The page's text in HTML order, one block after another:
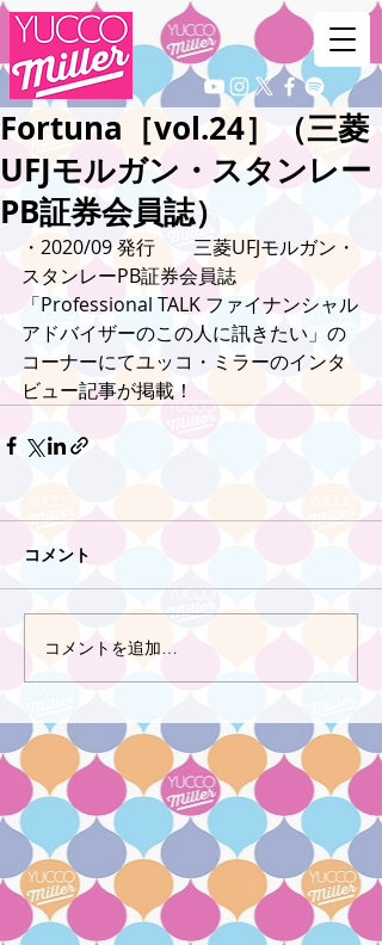
Fortuna［vol.24］（三菱
UFJモルガン・スタンレー
PB証券会員誌）
・2020/09 発行　　三菱UFJモルガン・
スタンレーPB証券会員誌
「Professional TALK ファイナンシャル
アドバイザーのこの人に訊きたい」の
コーナーにてユッコ・ミラーのインタ
ビュー記事が掲載！
コメント
コメントを追加…